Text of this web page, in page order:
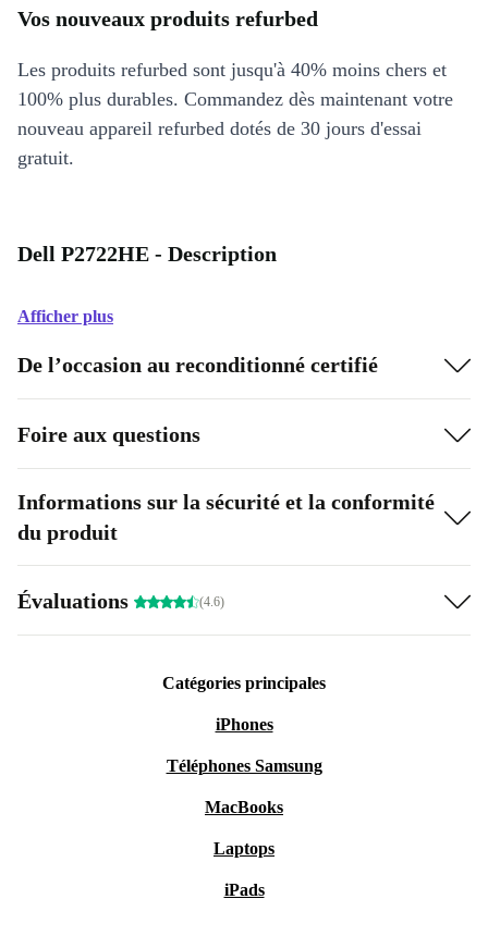
Vos nouveaux produits refurbed
Les produits refurbed sont jusqu'à 40% moins chers et
100% plus durables. Commandez dès maintenant votre
nouveau appareil refurbed dotés de 30 jours d'essai
gratuit.
Dell P2722HE - Description
Afficher plus
De l’occasion au reconditionné certifié
Foire aux questions
Informations sur la sécurité et la conformité
du produit
Évaluations (4.6)
Catégories principales
iPhones
Téléphones Samsung
MacBooks
Laptops
iPads